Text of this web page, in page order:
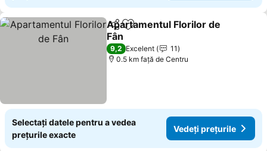
DistribuițiAdăugaţi la favorite
Apartamentul Florilor de
Fân
Vedeți prețurile
9,2 Excelent
11
0.5 km faţă de Centru
Selectați datele pentru a vedea
prețurile exacte
Vedeți prețurile